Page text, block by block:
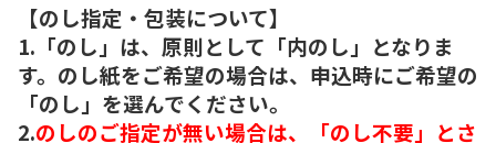
【のし指定・包装について】
1.「のし」は、原則として「内のし」となりま
す。のし紙をご希望の場合は、申込時にご希望の
「のし」を選んでください。
2.のしのご指定が無い場合は、「のし不要」とさ